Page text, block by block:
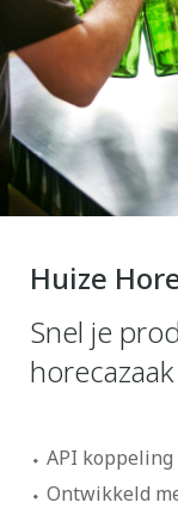
Huize
Snel je
API
Ontwikkeld